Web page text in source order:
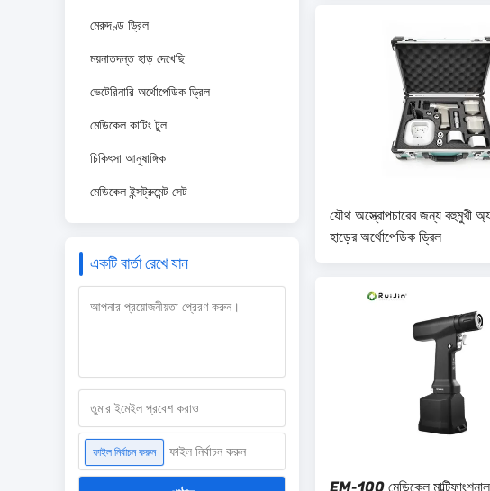
মেরুদণ্ড ড্রিল
ময়নাতদন্ত হাড় দেখেছি
ভেটেরিনারি অর্থোপেডিক ড্রিল
মেডিকেল কাটিং টুল
চিকিৎসা আনুষাঙ্গিক
মেডিকেল ইন্সট্রুমেন্ট সেট
একটি বার্তা রেখে যান
ফাইল নির্বাচন করুন ফাইল নির্বাচন করুন
যৌথ অস্ত্রোপচারের জন্য বহুমুখী
হাড়ের অর্থোপেডিক ড্রিল